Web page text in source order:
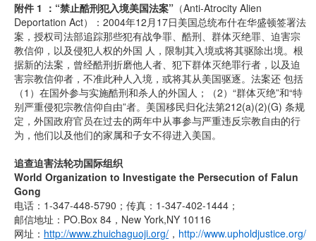
附件 1 ：“禁止酷刑犯入境美国法案” （Anti-Atrocity Alien
Deportation Act）：2004年12月17日美国总统布什在华盛顿签署法
案，授权司法部追踪那些犯有战争罪、酷刑、群体灭绝罪、迫害宗
教信仰，以及侵犯人权的外国 人，限制其入境或将其驱除出境。根
据新的法案，曾经酷刑折磨他人者、犯下群体灭绝罪行者，以及迫
害宗教信仰者，不准此种人入境，或将其从美国驱逐。法案还 包括
（1）在国外参与实施酷刑和杀人的外国人；（2）“群体灭绝”和“特
别严重侵犯宗教信仰自由”者。美国移民归化法第212(a)(2)(G) 条规
定，外国政府官员在过去的两年中从事参与严重违反宗教自由的行
为，他们以及他们的家属和子女不得进入美国。
追查迫害法轮功国际组织
World Organization to Investigate the Persecution of Falun
Gong
电话：1-347-448-5790；传真：1-347-402-1444；
邮信地址：PO.Box 84，New York,NY 10116
网址： http://www.zhuichaguoji.org/ ， http://www.upholdjustice.org/